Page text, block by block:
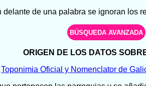
delante de una palabra se ignoran los
ORIGEN DE LOS DATOS
Toponimia Oficial y Nomenclator de